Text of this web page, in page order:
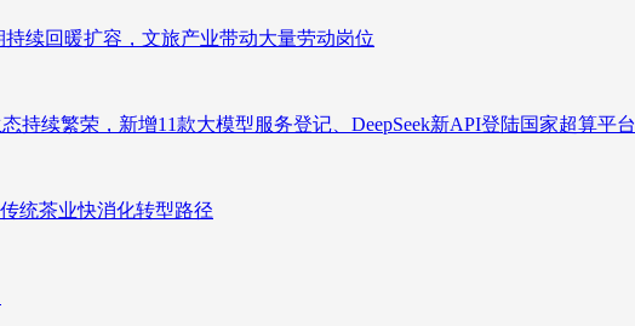
续回暖扩容，文旅产业带动大量劳动岗位
续繁荣，新增11款大模型服务登记、DeepSeek新API登陆国家超算平台
统茶业快消化转型路径